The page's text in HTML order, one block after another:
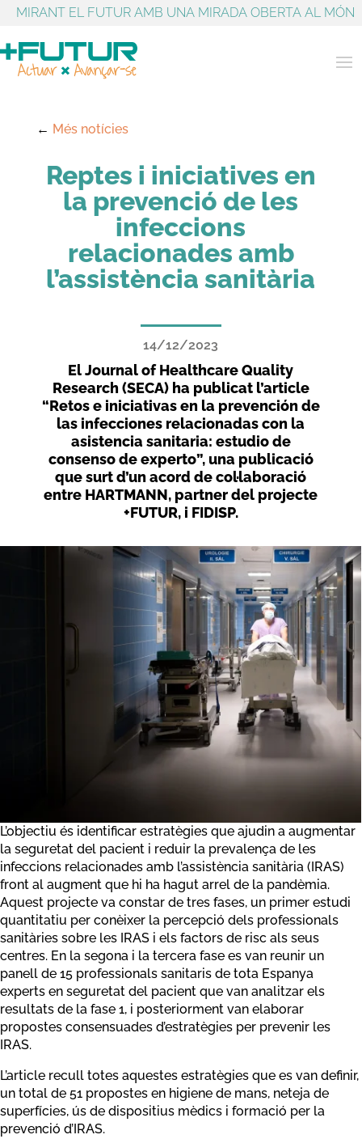
MIRANT EL FUTUR AMB UNA MIRADA OBERTA AL MÓN
← Més notícies
Reptes i iniciatives en
la prevenció de les
infeccions
relacionades amb
l’assistència sanitària
14/12/2023
El Journal of Healthcare Quality
Research (SECA) ha publicat l’article
“Retos e iniciativas en la prevención de
las infecciones relacionadas con la
asistencia sanitaria: estudio de
consenso de experto”, una publicació
que surt d’un acord de col·laboració
entre HARTMANN, partner del projecte
+FUTUR, i FIDISP.
L’objectiu és identificar estratègies que ajudin a augmentar
la seguretat del pacient i reduir la prevalença de les
infeccions relacionades amb l’assistència sanitària (IRAS)
front al augment que hi ha hagut arrel de la pandèmia.
Aquest projecte va constar de tres fases, un primer estudi
quantitatiu per conèixer la percepció dels professionals
sanitàries sobre les IRAS i els factors de risc als seus
centres. En la segona i la tercera fase es van reunir un
panell de 15 professionals sanitaris de tota Espanya
experts en seguretat del pacient que van analitzar els
resultats de la fase 1, i posteriorment van elaborar
propostes consensuades d’estratègies per prevenir les
IRAS.
L’article recull totes aquestes estratègies que es van definir,
un total de 51 propostes en higiene de mans, neteja de
superfícies, ús de dispositius mèdics i formació per la
prevenció d’IRAS.